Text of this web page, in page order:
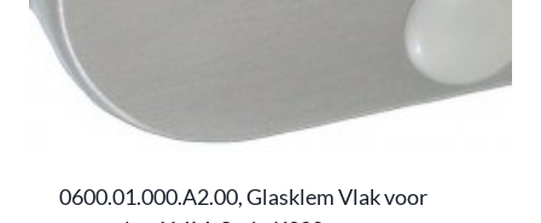
0600.01.000.A2.00, Glasklem Vlak voor